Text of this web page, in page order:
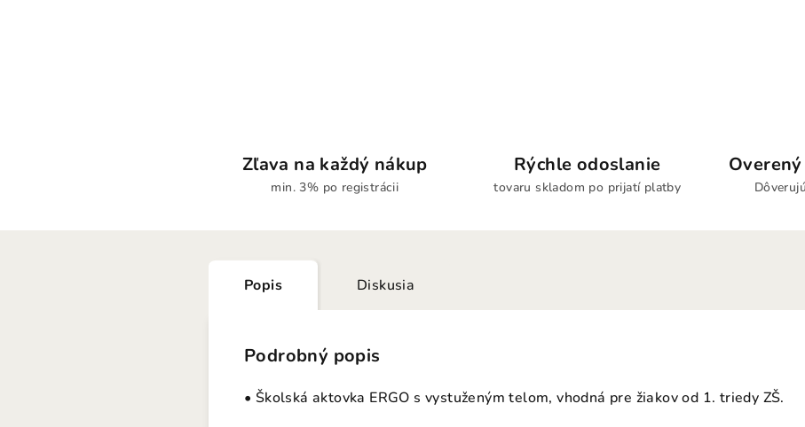
Zľava na každý nákup
min. 3% po registrácii
Rýchle odoslanie
tovaru skladom po prijatí platby
Popis Diskusia
Podrobný popis
• Školská aktovka ERGO s vystuženým telom, vhodná pre žiakov od 1. triedy ZŠ.